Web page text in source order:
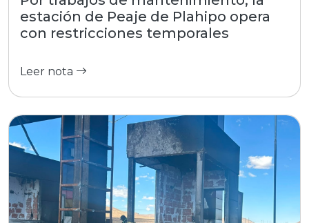
estación de Peaje de Plahipo opera
con restricciones temporales
Leer nota